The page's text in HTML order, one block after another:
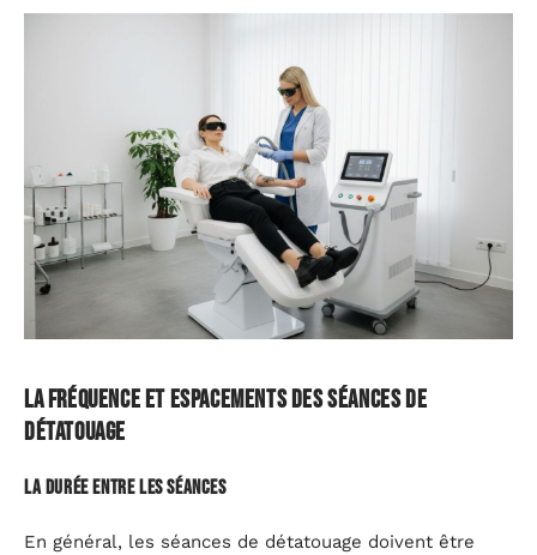
La fréquence et espacements des séances de
détatouage
La durée entre les séances
En général, les séances de détatouage doivent être